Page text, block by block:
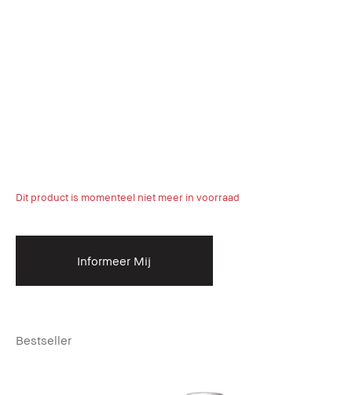
Dit product is momenteel niet meer in voorraad
Informeer Mij
Bestseller